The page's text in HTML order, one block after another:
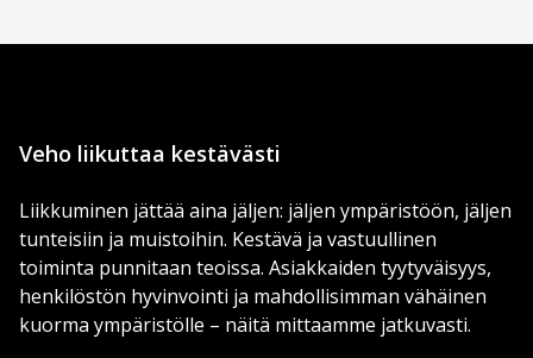
Veho liikuttaa kestävästi
Liikkuminen jättää aina jäljen: jäljen ympäristöön, jäljen
tunteisiin ja muistoihin. Kestävä ja vastuullinen
toiminta punnitaan teoissa. Asiakkaiden tyytyväisyys,
henkilöstön hyvinvointi ja mahdollisimman vähäinen
kuorma ympäristölle – näitä mittaamme jatkuvasti.